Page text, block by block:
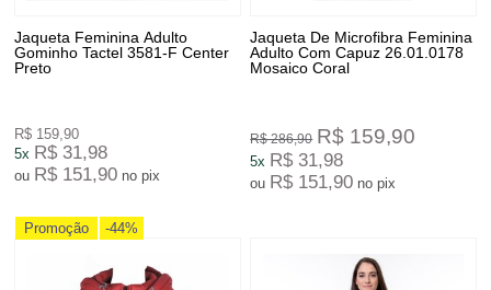
Jaqueta Feminina Adulto
Gominho Tactel 3581-F Center
Preto
R$ 159,90
5x R$ 31,98
ou R$ 151,90 no pix
Jaqueta De Microfibra Feminina
Adulto Com Capuz 26.01.0178
Mosaico Coral
R$ 286,90 R$ 159,90
5x R$ 31,98
ou R$ 151,90 no pix
Promoção -44%